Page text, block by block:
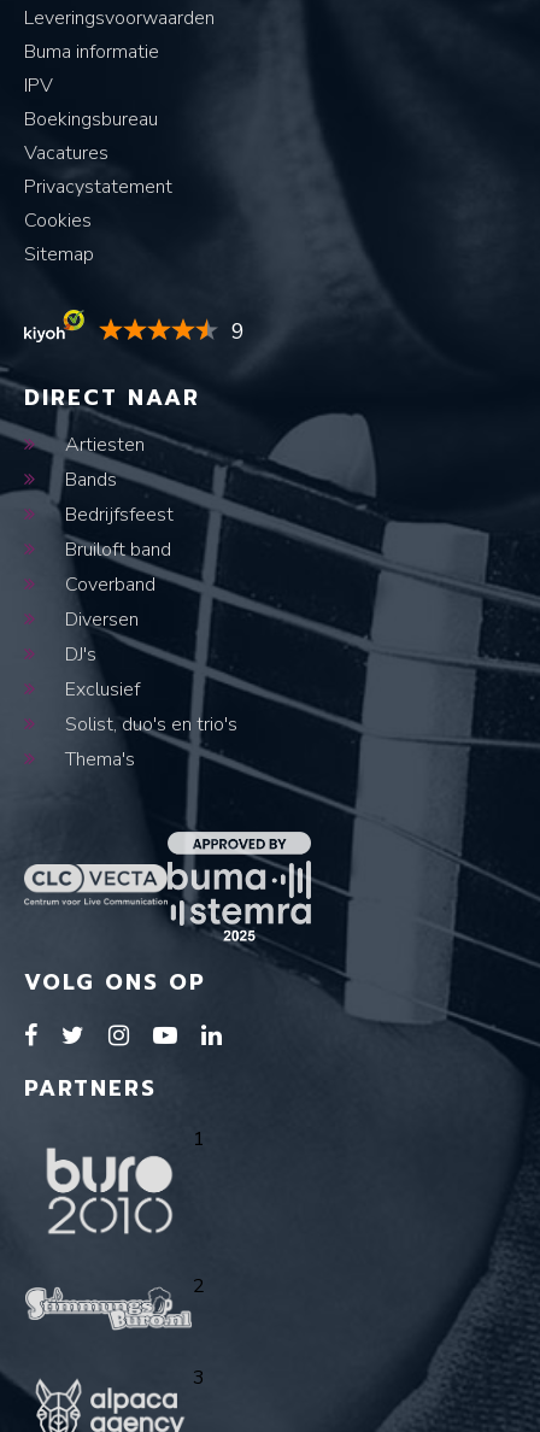
Leveringsvoorwaarden
Buma informatie
IPV
Boekingsbureau
Vacatures
Privacystatement
Cookies
Sitemap
9
DIRECT NAAR
Artiesten
Bands
Bedrijfsfeest
Bruiloft band
Coverband
Diversen
DJ's
Exclusief
Solist, duo's en trio's
Thema's
VOLG ONS OP
PARTNERS
1
2
3